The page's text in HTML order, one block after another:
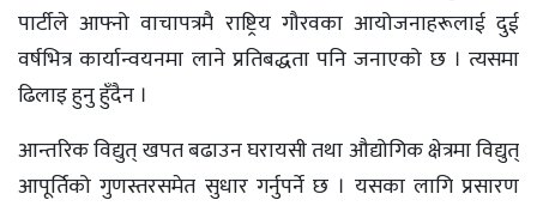
पार्टीले आफ्नो वाचापत्रमै राष्ट्रिय गौरवका आयोजनाहरूलाई दुई
वर्षभित्र कार्यान्वयनमा लाने प्रतिबद्धता पनि जनाएको छ । त्यसमा
ढिलाइ हुनु हुँदैन ।
आन्तरिक विद्युत् खपत बढाउन घरायसी तथा औद्योगिक क्षेत्रमा विद्युत्
आपूर्तिको गुणस्तरसमेत सुधार गर्नुपर्ने छ । यसका लागि प्रसारण